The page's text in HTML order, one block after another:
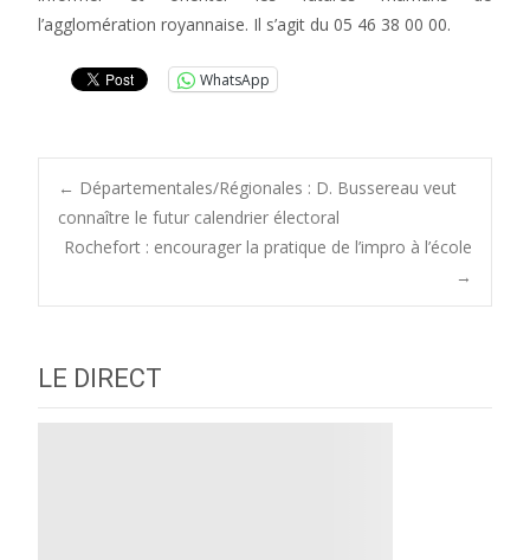
l’agglomération royannaise. Il s’agit du 05 46 38 00 00.
WhatsApp
Post
navigation
← Départementales/Régionales : D. Bussereau veut
connaître le futur calendrier électoral
Rochefort : encourager la pratique de l’impro à l’école
→
LE DIRECT